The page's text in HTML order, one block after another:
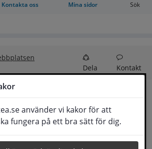
använder vi kakor för att
fungera på ett bra sätt för dig.
Kontakta oss Mina sidor Sök
Dela Kontakt
synpunkter, förslag och